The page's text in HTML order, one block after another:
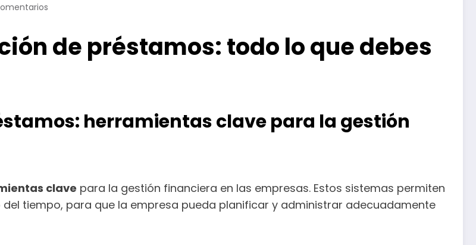
de préstamos: todo lo que debes
herramientas clave para la gestión
clave para la gestión financiera en las empresas. Estos sistemas permiten
tiempo, para que la empresa pueda planificar y administrar adecuadamente